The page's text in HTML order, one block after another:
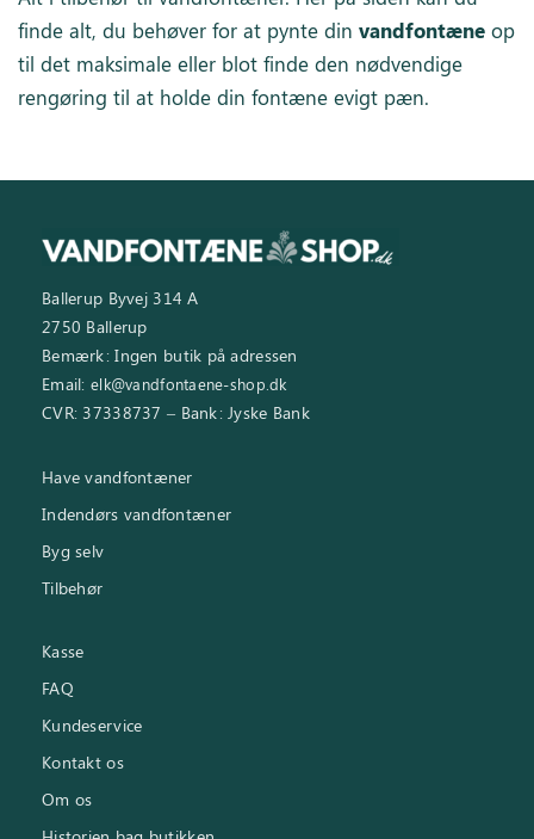
finde alt, du behøver for at pynte dinvandfontæne op
til det maksimale eller blot finde den nødvendige
rengøring til at holde din fontæne evigt pæn.
Ballerup Byvej 314 A
2750 Ballerup
Bemærk: Ingen butik på adressen
Email: elk@vandfontaene-shop.dk
CVR: 37338737 – Bank: Jyske Bank
Have vandfontæner
Indendørs vandfontæner
Byg selv
Tilbehør
Kasse
FAQ
Kundeservice
Kontakt os
Om os